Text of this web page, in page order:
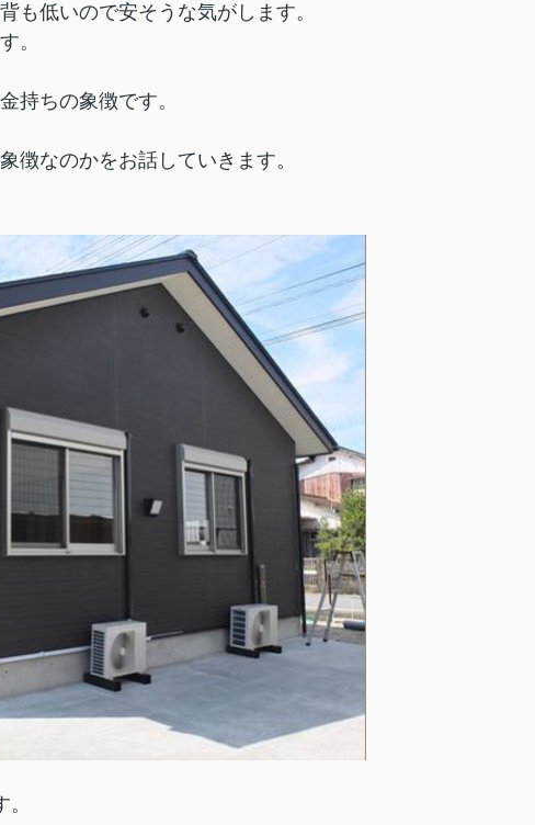
も低いので安そうな気がします。
。
持ちの象徴です。
徴なのかをお話していきます。